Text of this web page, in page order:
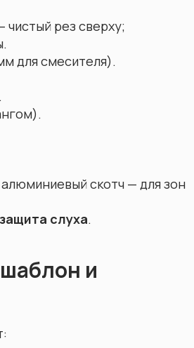
рез сверху;
для смесителя).
скотч — для зон
слуха.
и